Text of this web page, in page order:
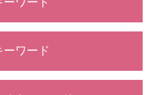
弁護士
チェック
ット
相談
害金
人
ワード